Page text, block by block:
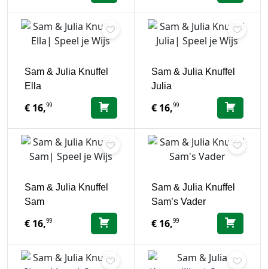
Sam & Julia Knuffel
Ella
€ 16,99
Sam & Julia Knuffel
Julia
€16,99
Sam & Julia Knuffel
Sam
€ 16,99
Sam & Julia Knuffel
Sam’s Vader
€16,99